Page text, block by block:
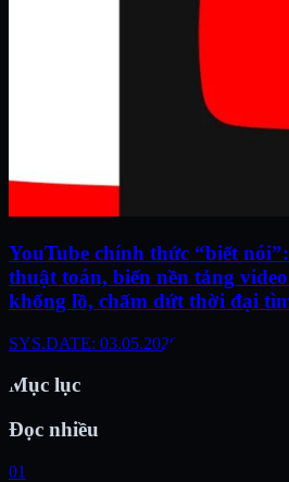
YouTube chính thức “biết
thuật toán, biến nền tảng
khổng lồ, chấm dứt thời đại
SYS.DATE: 03.05.2026
Mục lục
Đọc nhiều
01